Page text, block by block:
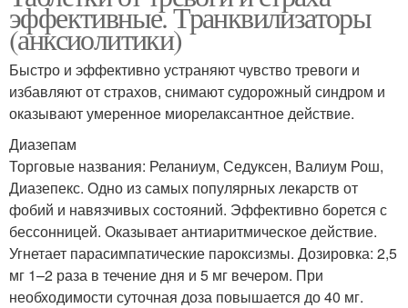
эффективные. Транквилизаторы
(анксиолитики)
Быстро и эффективно устраняют чувство тревоги и
избавляют от страхов, снимают судорожный синдром и
оказывают умеренное миорелаксантное действие.
Диазепам
Торговые названия: Реланиум, Седуксен, Валиум Рош,
Диазепекс. Одно из самых популярных лекарств от
фобий и навязчивых состояний. Эффективно борется с
бессонницей. Оказывает антиаритмическое действие.
Угнетает парасимпатические пароксизмы. Дозировка: 2,5
мг 1–2 раза в течение дня и 5 мг вечером. При
необходимости суточная доза повышается до 40 мг.